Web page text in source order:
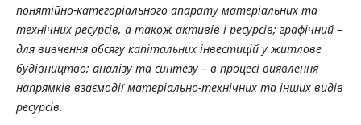
понятійно-категоріального апарату матеріальних та
технічних ресурсів, а також активів і ресурсів; графічний –
для вивчення обсягу капітальних інвестицій у житлове
будівництво; аналізу та синтезу – в процесі виявлення
напрямків взаємодії матеріально-технічних та інших видів
ресурсів.